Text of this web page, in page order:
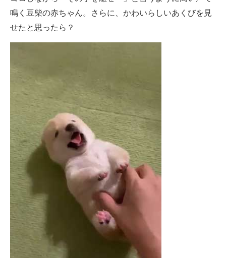
AI活用のいまが分かる
ITエンジニア向け専門サイト
企業向けIT製品の総合サイト
IT製品の技術・比較・事例
製造業のIT導入・活用を支援
モノづくり技術者専門サイト
エレクトロニクス専門サイト
電子設計の基本と応用
エネルギーの専門メディア
鳴く豆柴の赤ちゃん。さらに、かわいらしいあくびを見
せたと思ったら？